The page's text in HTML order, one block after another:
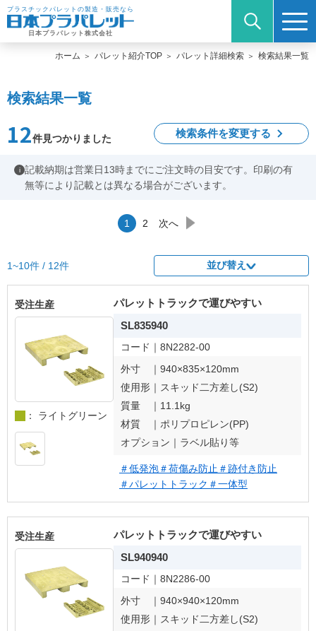
プラスチックパレットの製造・販売なら
日本プラパレット株式会社
ホーム パレット紹介TOP パレット詳細検索 検索結果一覧
検索結果一覧
12件見つかりました 検索条件を変更する
i 記載納期は営業日13時までにご注文時の目安です。印刷の有
無等により記載とは異なる場合がございます。
1 2 次へ
1~10件 / 12件 並び替え
受注生産
： ライトグリーン
パレットトラックで運びやすい
SL835940
コード｜ 8N2282-00
外寸 ｜ 940×835×120mm
使用形｜ スキッド二方差し(S2)
質量 ｜ 11.1kg
材質 ｜ ポリプロピレン(PP)
オプション｜ ラベル貼り等
＃低発泡＃荷傷み防止 ＃跡付き防止
＃パレットトラック ＃一体型
受注生産
パレットトラックで運びやすい
SL940940
コード｜ 8N2286-00
外寸 ｜ 940×940×120mm
使用形｜ スキッド二方差し(S2)